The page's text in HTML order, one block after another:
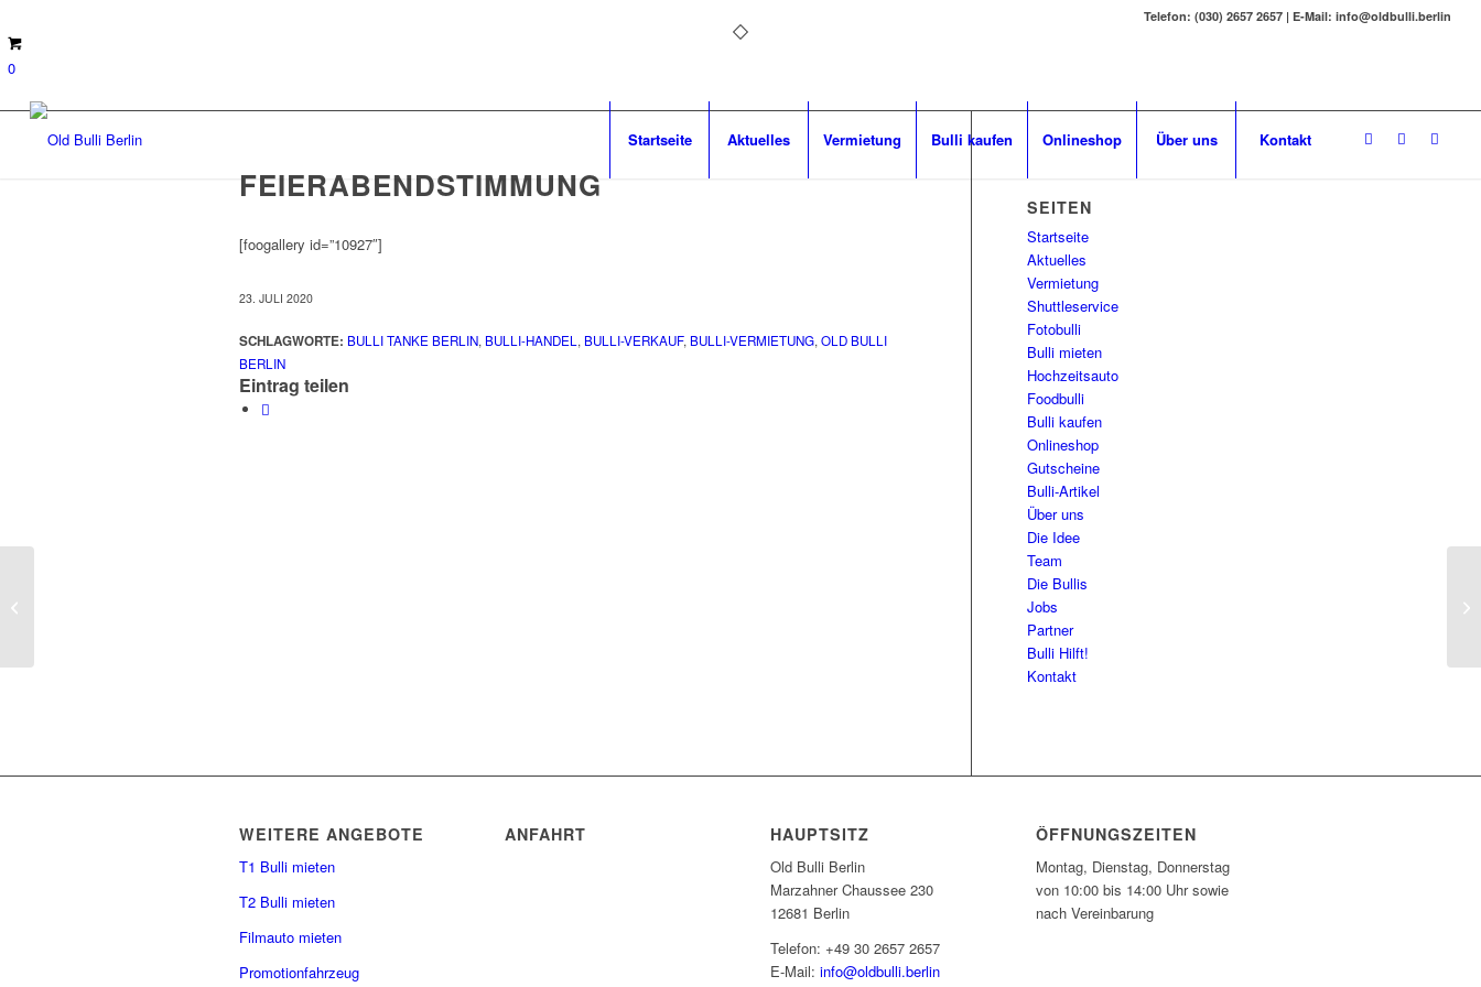
Telefon: (030) 2657 2657 | E-Mail: info@oldbulli.berlin
0
Startseite Aktuelles Vermietung Bulli kaufen Onlineshop Über uns Kontakt
FEIERABENDSTIMMUNG
[foogallery id=”10927″]
23. JULI 2020
SCHLAGWORTE: BULLI TANKE BERLIN, BULLI-HANDEL , BULLI-VERKAUF, BULLI-VERMIETUNG, OLD BULLI
BERLIN
Eintrag teilen
SEITEN
Startseite
Aktuelles
Vermietung
Shuttleservice
Fotobulli
Bulli mieten
Hochzeitsauto
Foodbulli
Bulli kaufen
Onlineshop
Gutscheine
Bulli-Artikel
Über uns
Die Idee
Team
Die Bullis
Jobs
Partner
Bulli Hilft!
Kontakt
WEITERE ANGEBOTE
T1 Bulli mieten
T2 Bulli mieten
Filmauto mieten
Promotionfahrzeug
ANFAHRT HAUPTSITZ
Old Bulli Berlin
Marzahner Chaussee 230
12681 Berlin
Telefon: +49 30 2657 2657
E-Mail:info@oldbulli.berlin
ÖFFNUNGSZEITEN
Montag, Dienstag, Donnerstag
von 10:00 bis 14:00 Uhr sowie
nach Vereinbarung